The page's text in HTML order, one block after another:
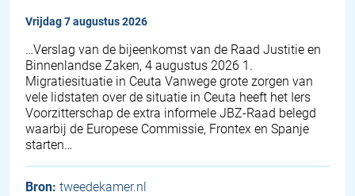
vrijdag 7 augustus 2026
… Verslag van de bijeenkomst van de Raad Justitie en
Binnenlandse Zaken, 4 augustus 2026 1.
Migratiesituatie in Ceuta Vanwege grote zorgen van
vele lidstaten over de situatie in Ceuta heeft het Iers
Voorzitterschap de extra informele JBZ-Raad belegd
waarbij de Europese Commissie, Frontex en Spanje
starten…
Bron: tweedekamer.nl